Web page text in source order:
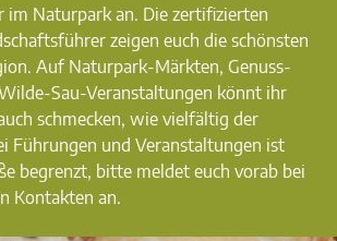
im Naturpark an. Die zertifizierten
zeigen euch die schönsten
Auf Naturpark-Märkten, Genuss-
Sau-Veranstaltungen könnt ihr
schmecken, wie vielfältig der
Führungen und Veranstaltungen ist
begrenzt, bitte meldet euch vorab bei
Kontakten an.